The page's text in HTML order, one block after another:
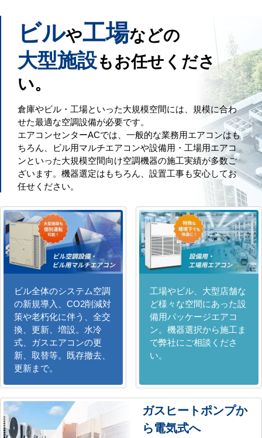
ビルや工場などの
大型施設もお任せくださ
い。
倉庫やビル・工場といった大規模空間には、規模に合わ
せた最適な空調設備が必要です。
エアコンセンターACでは、一般的な業務用エアコンはも
ちろん、ビル用マルチエアコンや設備用・工場用エアコ
ンといった大規模空間向け空調機器の施工実績が多数ご
ざいます。機器選定はもちろん、設置工事も安心してお
任せください。
ビル全体のシステム空調
の新規導入、CO2削減対
策や老朽化に伴う、全交
換、更新、増設。水冷
式、ガスエアコンの更
新、取替等。既存撤去、
更新まで。
工場やビル、大型店舗な
ど様々な空間にあった設
備用パッケージエアコ
ン。機器選択から施工ま
で弊社にご相談くださ
い。
ガスヒートポンプか
ら電気式へ